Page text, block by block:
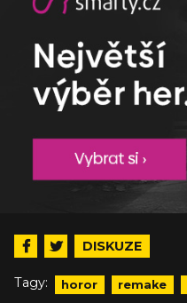
DISKUZE
Tagy: horor remake